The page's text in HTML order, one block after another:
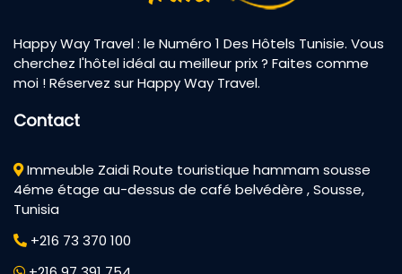
Happy Way Travel : le Numéro 1 Des Hôtels Tunisie. Vous
cherchez l'hôtel idéal au meilleur prix ? Faites comme
moi ! Réservez sur Happy Way Travel.
Contact
Immeuble Zaidi Route touristique hammam sousse
4éme étage au-dessus de café belvédère , Sousse,
Tunisia
+216 73 370 100